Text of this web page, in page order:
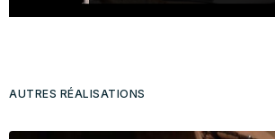
AUTRES RÉALISATIONS